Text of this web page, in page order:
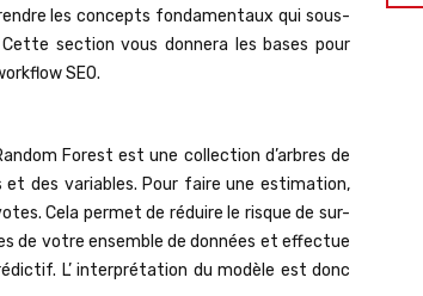
les concepts fondamentaux qui sous-
section vous donnera les bases pour
SEO.
Forest est une collection d’arbres de
et des variables. Pour faire une estimation,
Cela permet de réduire le risque de sur-
de votre ensemble de données et effectue
L’ interprétation du modèle est donc